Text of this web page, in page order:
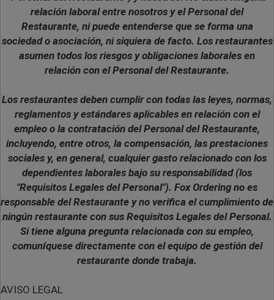
relación laboral entre nosotros y el Personal del
Restaurante, ni puede entenderse que se forma una
sociedad o asociación, ni siquiera de facto. Los restaurantes
asumen todos los riesgos y obligaciones laborales en
relación con el Personal del Restaurante.
Los restaurantes deben cumplir con todas las leyes, normas,
reglamentos y estándares aplicables en relación con el
empleo o la contratación del Personal del Restaurante,
incluyendo, entre otros, la compensación, las prestaciones
sociales y, en general, cualquier gasto relacionado con los
dependientes laborales bajo su responsabilidad (los
"Requisitos Legales del Personal"). Fox Ordering no es
responsable del Restaurante y no verifica el cumplimiento de
ningún restaurante con sus Requisitos Legales del Personal.
Si tiene alguna pregunta relacionada con su empleo,
comuníquese directamente con el equipo de gestión del
restaurante donde trabaja.
AVISO LEGAL